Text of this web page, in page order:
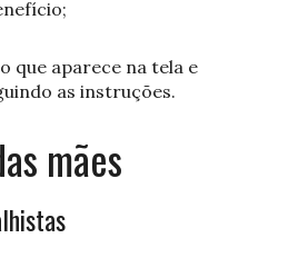
que aparece na tela e
as instruções.
mães